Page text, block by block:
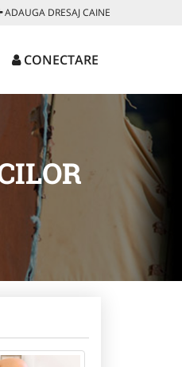
ADAUGA DRESAJ CAINE
CONECTARE